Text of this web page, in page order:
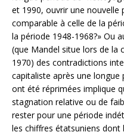
et 1990, ouvrir une nouvelle
comparable à celle de la
la période 1948-1968?» Ou
(que Mandel situe lors de la
1970) des contradictions
capitaliste après une longue
ont été réprimées implique
stagnation relative ou de
rester pour une période
les chiffres étatsuniens